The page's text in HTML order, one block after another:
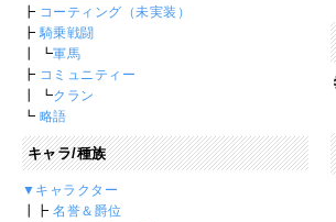
┣ コーティング（未実装）
┣ 騎乗戦闘
┃ ┗軍馬
┣ コミュニティー
┃ ┗クラン
┗ 略語
キャラ/種族
▼キャラクター
┃┣名誉＆爵位